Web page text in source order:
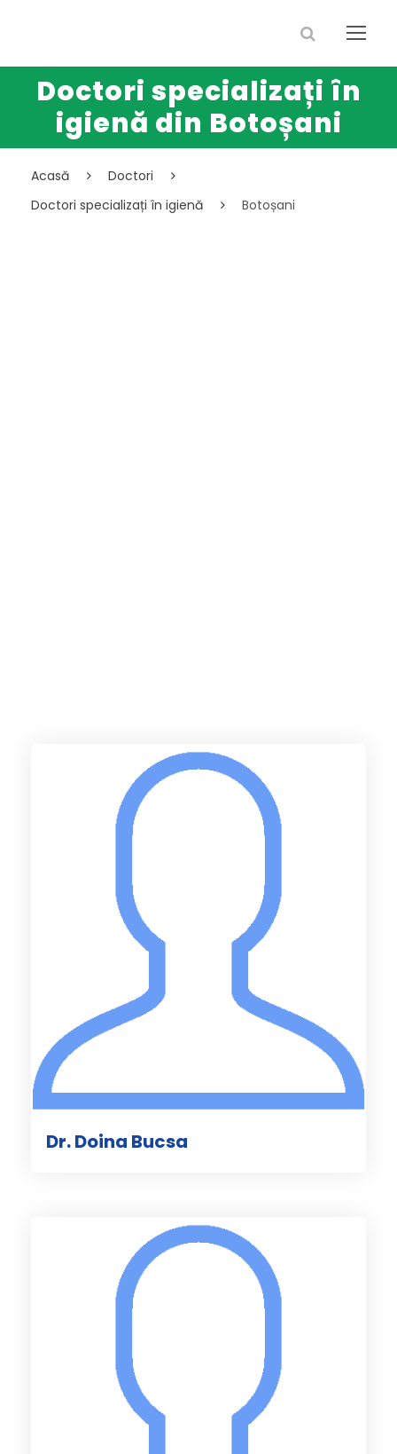
Doctori specializați în
igienă din Botoșani
Acasă
Doctori
Doctori specializați în igienă
Botoșani
Dr. Doina Bucsa